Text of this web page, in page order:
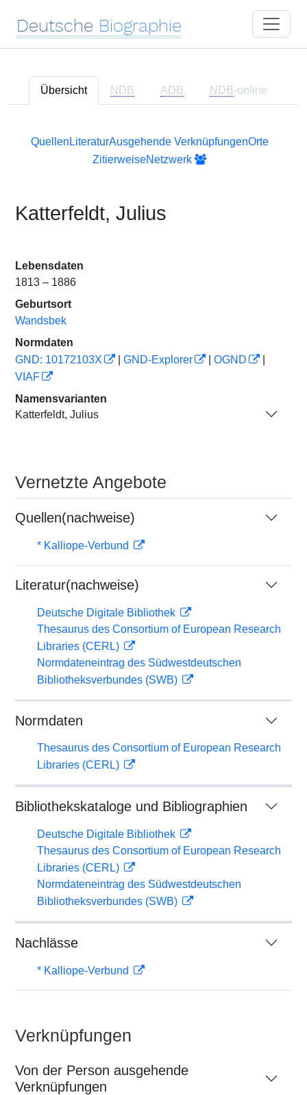
Deutsche Biographie
Übersicht NDB ADB NDB-online
Quellen LiteraturAusgehende VerknüpfungenOrte
ZitierweiseNetzwerk
Katterfeldt, Julius
Lebensdaten
1813 – 1886
Geburtsort
Wandsbek
Normdaten
GND: 10172103X
GND-Explorer OGND
VIAF
Namensvarianten
Katterfeldt, Julius
Vernetzte Angebote
Quellen(nachweise)
* Kalliope-Verbund
Literatur(nachweise)
Deutsche Digitale Bibliothek
Thesaurus des Consortium of European Research
Libraries (CERL)
Normdateneintrag des Südwestdeutschen
Bibliotheksverbundes (SWB)
Normdaten
Thesaurus des Consortium of European Research
Libraries (CERL)
Bibliothekskataloge und Bibliographien
Deutsche Digitale Bibliothek
Thesaurus des Consortium of European Research
Libraries (CERL)
Normdateneintrag des Südwestdeutschen
Bibliotheksverbundes (SWB)
Nachlässe
* Kalliope-Verbund
Verknüpfungen
Von der Person ausgehende
Verknüpfungen